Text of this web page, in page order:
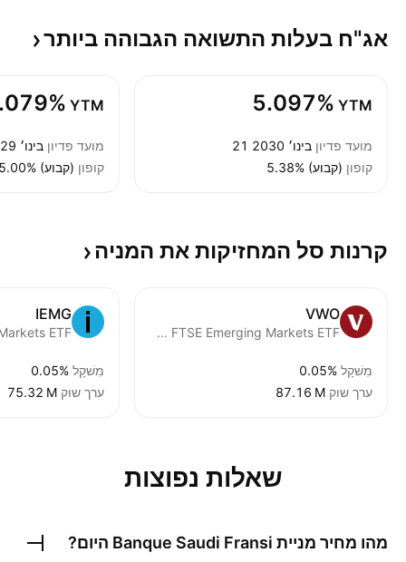
אג"ח בעלות התשואה הגבוהה ביותר
5.097% YTM
מועד פדיון 21 בינו׳ 2030
קופון 5.38% (קבוע)
YTM
מועד פדיון 25 בינו׳ 2029
קופון 5.00% (קבוע)
קרנות סל המחזיקות את המניה
VWO
Vanguard FTSE Emerging Markets ETF
מִשׁקָל 0.05%
ערך שוק ‪87.16 M‬
IEMG
מִשׁקָל 0.05%
ערך שוק ‪75.32 M‬
שאלות נפוצות
מהו מחיר מניית Banque Saudi Fransi היום?